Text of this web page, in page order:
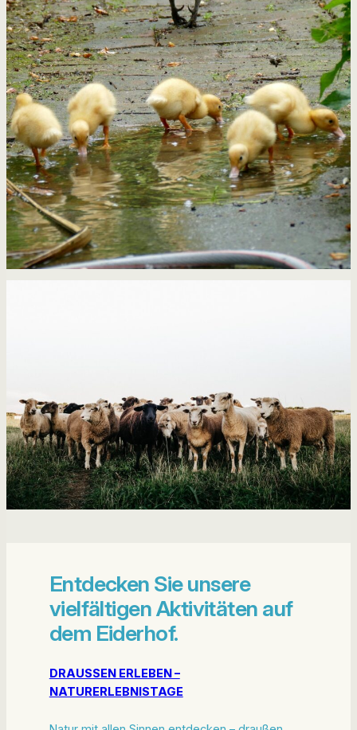
Entdecken Sie unsere
vielfältigen Aktivitäten auf
dem Eiderhof.
DRAUSSEN ERLEBEN –
NATURERLEBNISTAGE